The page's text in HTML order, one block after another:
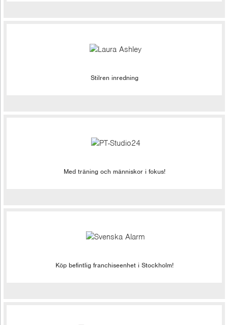
Stilren inredning
Med träning och människor i fokus!
Köp befintlig franchiseenhet i Stockholm!